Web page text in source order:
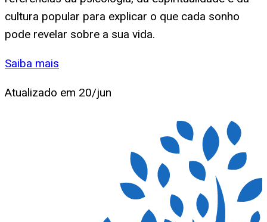
cultura popular para explicar o que cada sonho
pode revelar sobre a sua vida.
Saiba mais
Atualizado em 20/jun